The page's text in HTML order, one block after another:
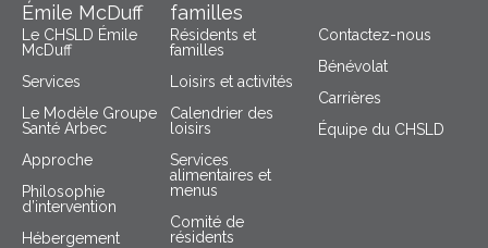
Émile McDuff
familles
Le CHSLD Émile
McDuff
Services
Le Modèle Groupe
Santé Arbec
Approche
Philosophie
d’intervention
Hébergement
Résidents et
familles
Loisirs et activités
Calendrier des
loisirs
Services
alimentaires et
menus
Comité de
résidents
Contactez-nous
Bénévolat
Carrières
Équipe du CHSLD